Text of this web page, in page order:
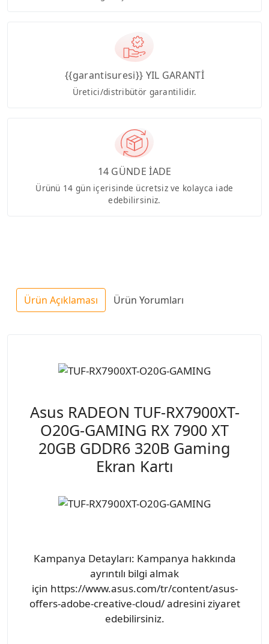
{{garantisuresi}} YIL GARANTİ
Üretici/distribütör garantilidir.
14 GÜNDE İADE
Ürünü 14 gün içerisinde ücretsiz ve kolayca iade
edebilirsiniz.
Ürün Açıklaması Ürün Yorumları
Asus RADEON TUF-RX7900XT-
O20G-GAMING RX 7900 XT
20GB GDDR6 320B Gaming
Ekran Kartı
Kampanya Detayları: Kampanya hakkında
ayrıntılı bilgi almak
için https://www.asus.com/tr/content/asus-
offers-adobe-creative-cloud/ adresini ziyaret
edebilirsiniz.